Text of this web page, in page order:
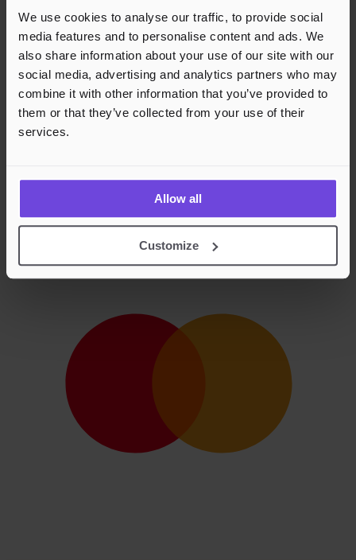
We use cookies to analyse our traffic, to provide social
media features and to personalise content and ads. We
also share information about your use of our site with our
social media, advertising and analytics partners who may
combine it with other information that you’ve provided to
them or that they’ve collected from your use of their
services.
Allow all
Customize